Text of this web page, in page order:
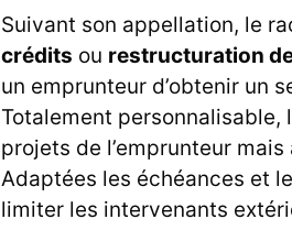
Suivant son appellation, le
crédits ou restructuration
un emprunteur d’obtenir un
Totalement
projets de l’emprunteur
Adaptées les échéances et
limiter les intervenants